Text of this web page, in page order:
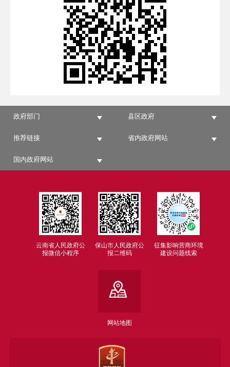
政府部门 县区政府
推荐链接 省内政府网站
国内政府网站
云南省人民政府公
报微信小程序
保山市人民政府公
报二维码
征集影响营商环境
建设问题线索
网站地图